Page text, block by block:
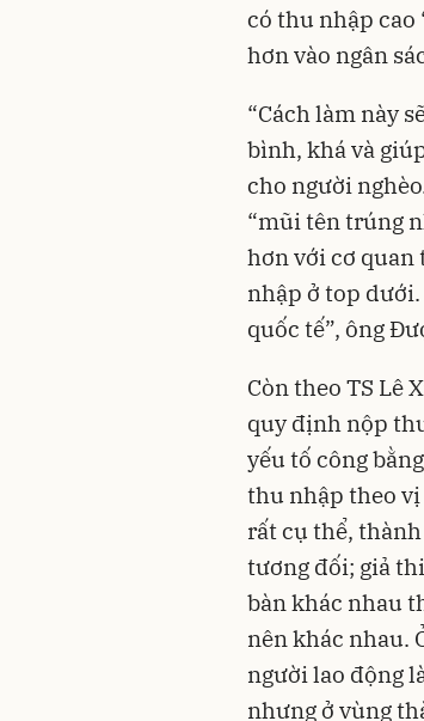
có thu nhập cao
hơn vào ngân
“Cách làm này
bình, khá và
cho người
“mũi tên trúng
hơn với cơ quan
nhập ở top
quốc tế”, ông
Còn theo TS Lê
quy định nộp
yếu tố công
thu nhập theo
rất cụ thể,
tương đối; giả
bàn khác nhau
nên khác nhau.
người lao động
nhưng ở vùng